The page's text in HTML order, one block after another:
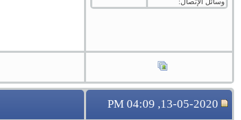
13-05-2020, 04:09 PM